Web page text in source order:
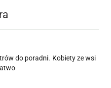
do poradni. Kobiety ze wsi